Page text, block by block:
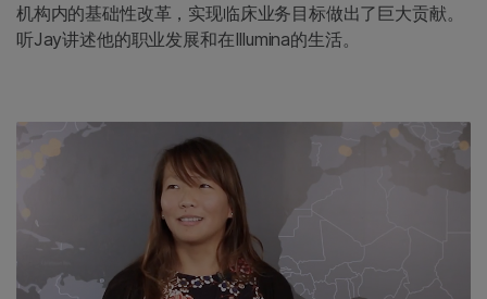
机构内的基础性改革，实现临床业务目标做出了巨大贡献。
听Jay讲述他的职业发展和在Illumina的生活。